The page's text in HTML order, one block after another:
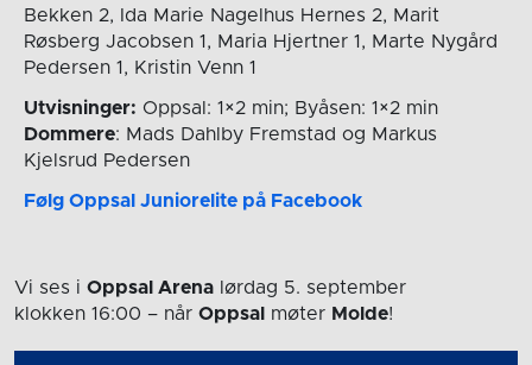
Bekken 2, Ida Marie Nagelhus Hernes 2, Marit
Røsberg Jacobsen 1, Maria Hjertner 1, Marte Nygård
Pedersen 1, Kristin Venn 1
Utvisninger: Oppsal: 1×2 min; Byåsen: 1×2 min
Dommere: Mads Dahlby Fremstad og Markus
Kjelsrud Pedersen
Følg Oppsal Juniorelite på Facebook
Vi ses i Oppsal Arena lørdag 5. september
klokken 16:00 – når Oppsal møter Molde!